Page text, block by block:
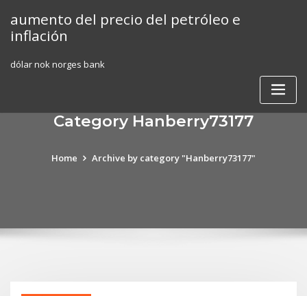
content
aumento del precio del petróleo e
inflación
dólar nok norges bank
Category Hanberry73177
Home Archive by category "Hanberry73177"